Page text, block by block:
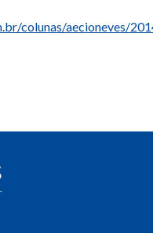
colunas/aecioneves/